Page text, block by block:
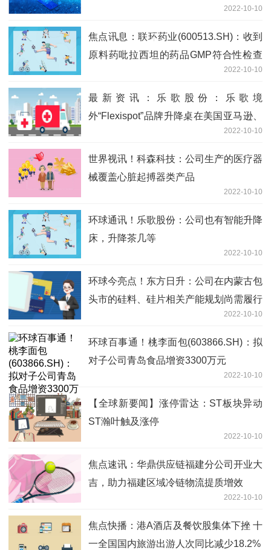
2022-10-10
焦点讯息：联环药业(600513.SH)：收到
原料药吡拉西坦的药品GMP符合性检查
2022-10-10
最新资讯：乐歌股份：乐歌境
外“Flexispot”品牌升降桌在美国亚马逊、
德国亚马逊、日本亚马逊均为第一品牌
2022-10-10
世界视讯！科森科技：公司生产的医疗器
械覆盖心脏起搏器类产品
2022-10-10
环球通讯！乐歌股份：公司也有智能升降
床，升降茶几等
2022-10-10
环球今亮点！东方日升：公司在内蒙古包
头市的硅料、硅片相关产能规划尚需履行
2022-10-10
环球百事通！桃李面包(603866.SH)：拟
对子公司青岛食品增资3300万元
2022-10-10
【全球新要闻】涨停雷达：ST板块异动
ST瀚叶触及涨停
2022-10-10
焦点速讯：华鼎供应链福建分公司开业大
吉，助力福建区域冷链物流提质增效
2022-10-10
焦点快播：港A酒店及餐饮股集体下挫 十
一全国国内旅游出游人次同比减少18.2%